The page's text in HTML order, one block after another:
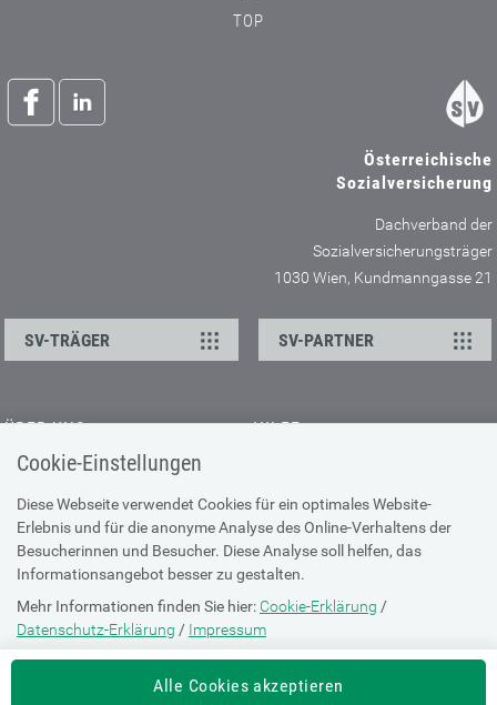
Cookie-Einstellungen
Diese Webseite verwendet Cookies für ein optimales Website-
Erlebnis und für die anonyme Analyse des Online-Verhaltens der
Besucherinnen und Besucher. Diese Analyse soll helfen, das
Informationsangebot besser zu gestalten.
Mehr Informationen finden Sie hier: Cookie-Erklärung /
Datenschutz-Erklärung / Impressum
Die Einstellung können Sie jederzeit auf der Seite "Cookie-Erklärung"
Alle Cookies akzeptieren
TOP
Österreichische
Sozialversicherung
Dachverband der
Sozialversicherungsträger
1030 Wien, Kundmanngasse 21
SV-TRÄGER SV-PARTNER
ÜBER UNS
Kontakt
Offene Stellen
Presse
HILFE
Browser-Info & Sicherheit
Hilfe zur Suche
Technische Unterstützung
DATENSCHUTZ
Cookie-Erklärung
Datenschutz-Erklärung